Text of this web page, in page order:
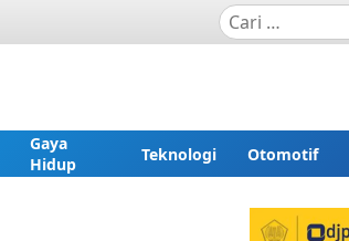
Gaya
Hidup
Teknologi Otomotif